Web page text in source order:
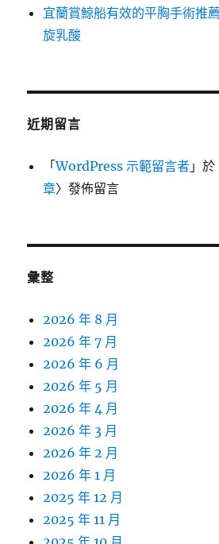
宜蘭賞鯨船有效的平胸手術推
旋乳酸
近期留言
「WordPress 示範留言者 」
章〉發佈留言
彙整
2026 年 8 月
2026 年 7 月
2026 年 6 月
2026 年 5 月
2026 年 4 月
2026 年 3 月
2026 年 2 月
2026 年 1 月
2025 年 12 月
2025 年 11 月